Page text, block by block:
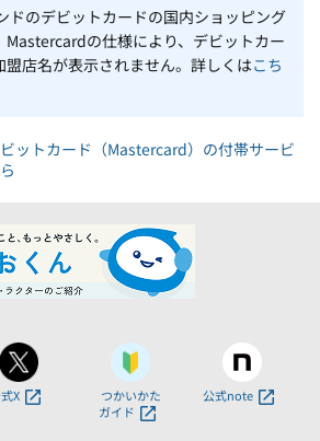
ドのデビットカードの国内ショッピング
Mastercardの仕様により、デビットカー
盟店名が表示されません。詳しくはこち
ットカード（Mastercard）の付帯サービ
X
つかいかた
ガイド
公式note